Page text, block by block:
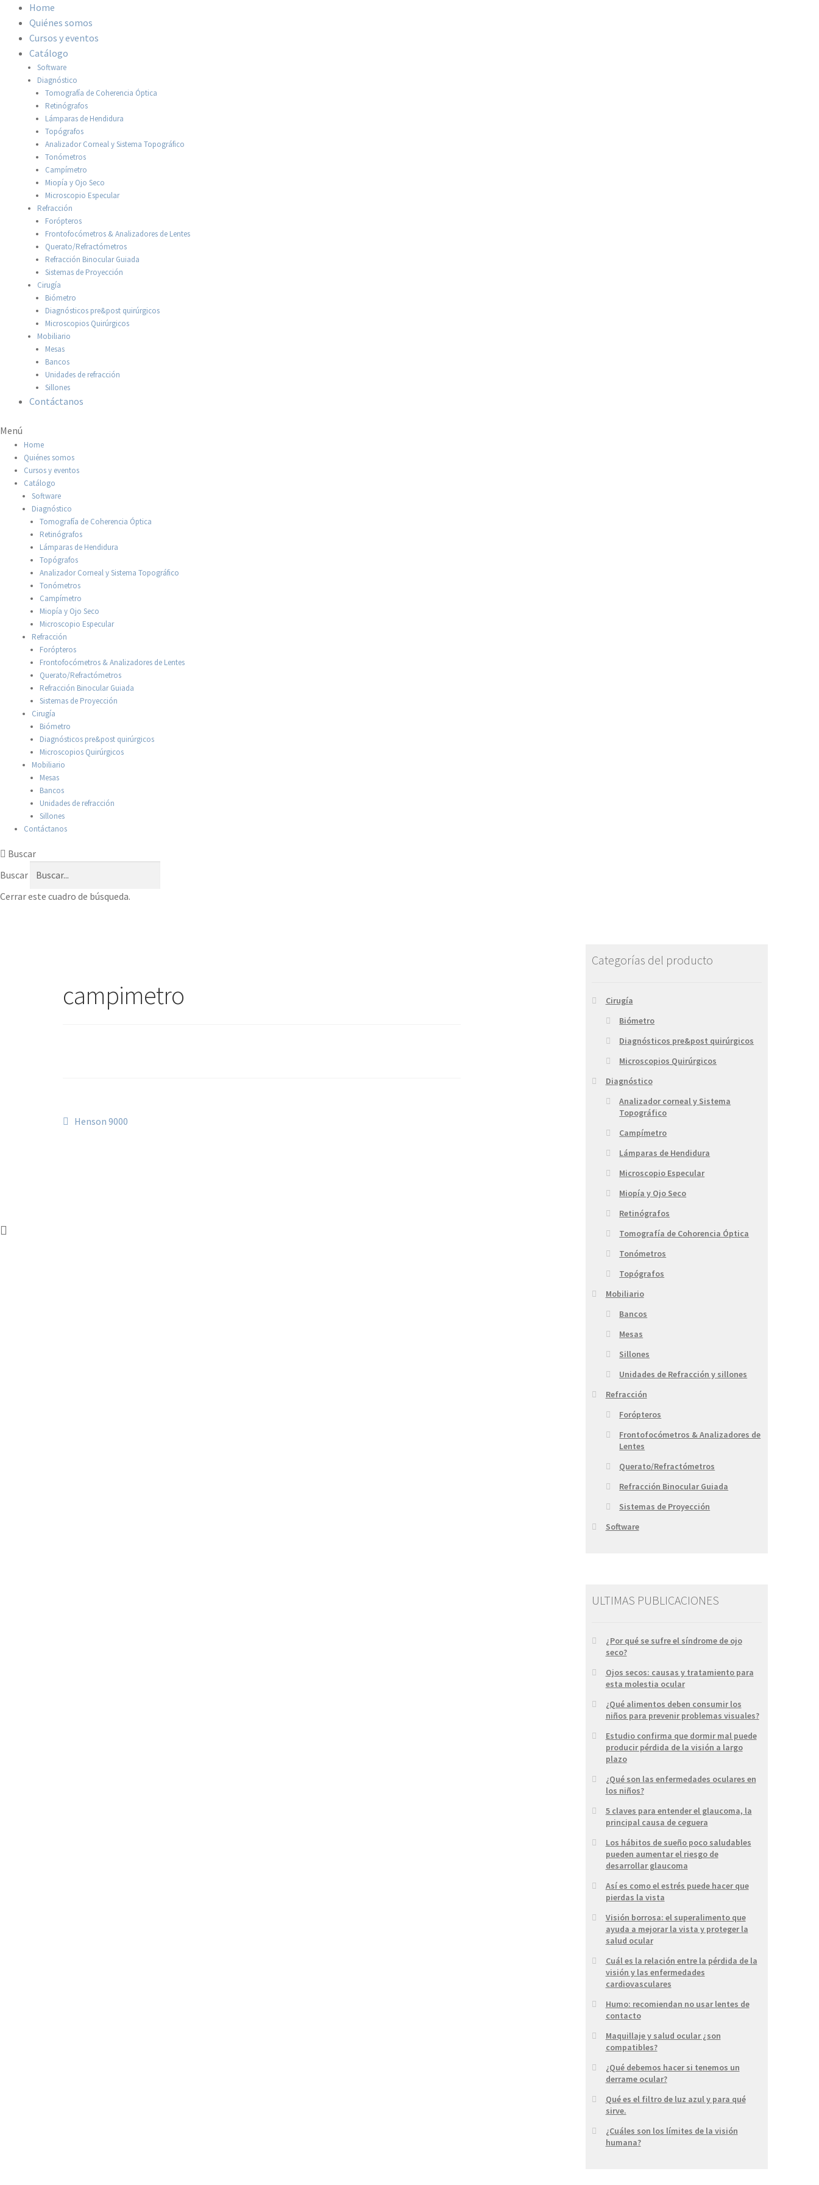
Home
Quiénes somos
Cursos y eventos
Catálogo
Software
Diagnóstico
Tomografía de Coherencia Óptica
Retinógrafos
Lámparas de Hendidura
Topógrafos
Analizador Corneal y Sistema Topográfico
Tonómetros
Campímetro
Miopía y Ojo Seco
Microscopio Especular
Refracción
Forópteros
Frontofocómetros & Analizadores de Lentes
Querato/Refractómetros
Refracción Binocular Guiada
Sistemas de Proyección
Cirugía
Biómetro
Diagnósticos pre&post quirúrgicos
Microscopios Quirúrgicos
Mobiliario
Mesas
Bancos
Unidades de refracción
Sillones
Contáctanos
Menú
Home
Quiénes somos
Cursos y eventos
Catálogo
Software
Diagnóstico
Tomografía de Coherencia Óptica
Retinógrafos
Lámparas de Hendidura
Topógrafos
Analizador Corneal y Sistema Topográfico
Tonómetros
Campímetro
Miopía y Ojo Seco
Microscopio Especular
Refracción
Forópteros
Frontofocómetros & Analizadores de Lentes
Querato/Refractómetros
Refracción Binocular Guiada
Sistemas de Proyección
Cirugía
Biómetro
Diagnósticos pre&post quirúrgicos
Microscopios Quirúrgicos
Mobiliario
Mesas
Bancos
Unidades de refracción
Sillones
Contáctanos
Buscar
Buscar
Cerrar este cuadro de búsqueda.
campimetro
Navegación
Anterior:
Henson 9000
Categorías del producto
Cirugía
Biómetro
Diagnósticos pre&post quirúrgicos
Microscopios Quirúrgicos
Diagnóstico
Analizador corneal y Sistema
Topográfico
Campímetro
Lámparas de Hendidura
Microscopio Especular
Miopía y Ojo Seco
Retinógrafos
Tomografía de Cohorencia Óptica
Tonómetros
Topógrafos
Mobiliario
Bancos
Mesas
Sillones
Unidades de Refracción y sillones
Refracción
Forópteros
Frontofocómetros & Analizadores de
Lentes
Querato/Refractómetros
Refracción Binocular Guiada
Sistemas de Proyección
Software
ULTIMAS PUBLICACIONES
¿Por qué se sufre el síndrome de ojo
seco?
Ojos secos: causas y tratamiento para
esta molestia ocular
¿Qué alimentos deben consumir los
niños para prevenir problemas visuales?
Estudio confirma que dormir mal puede
producir pérdida de la visión a largo
plazo
¿Qué son las enfermedades oculares en
los niños?
5 claves para entender el glaucoma, la
principal causa de ceguera
Los hábitos de sueño poco saludables
pueden aumentar el riesgo de
desarrollar glaucoma
Así es como el estrés puede hacer que
pierdas la vista
Visión borrosa: el superalimento que
ayuda a mejorar la vista y proteger la
salud ocular
Cuál es la relación entre la pérdida de la
visión y las enfermedades
cardiovasculares
Humo: recomiendan no usar lentes de
contacto
Maquillaje y salud ocular ¿son
compatibles?
¿Qué debemos hacer si tenemos un
derrame ocular?
Qué es el filtro de luz azul y para qué
sirve.
¿Cuáles son los límites de la visión
humana?